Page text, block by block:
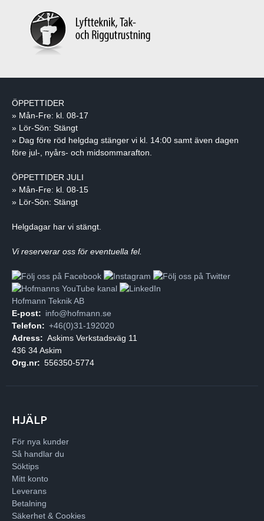
ÖPPETTIDER
» Mån-Fre: kl. 08-17
» Lör-Sön: Stängt
» Dag före röd helgdag stänger vi kl. 14:00 samt även dagen
före jul-, nyårs- och midsommarafton.
ÖPPETTIDER JULI
» Mån-Fre: kl. 08-15
» Lör-Sön: Stängt
Helgdagar har vi stängt.
Vi reserverar oss för eventuella fel.
Hofmann Teknik AB
E-post: info@hofmann.se
Telefon: +46(0)31-192020
Adress: Askims Verkstadsväg 11
436 34 Askim
Org.nr: 556350-5774
HJÄLP
För nya kunder
Så handlar du
Söktips
Mitt konto
Leverans
Betalning
Säkerhet & Cookies